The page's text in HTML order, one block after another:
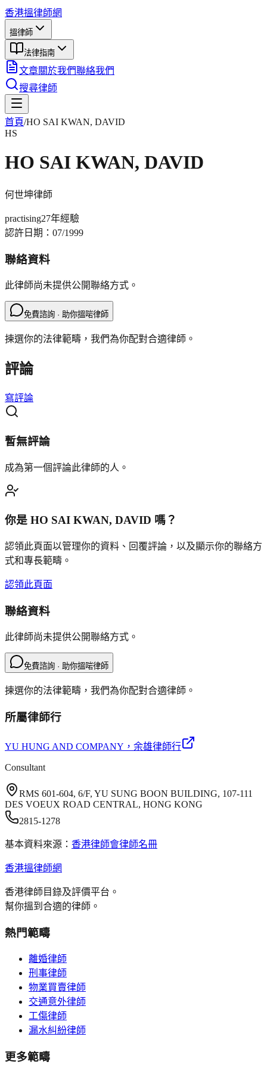
香港搵律師網
搵律師
法律指南
文章關於我們聯絡我們
搜尋律師
首頁/HO SAI KWAN, DAVID
HS
HO SAI KWAN, DAVID
何世坤律師
practising27年經驗
認許日期： 07/1999
聯絡資料
此律師尚未提供公開聯絡方式。
免費諮詢 · 助你搵啱律師
揀選你的法律範疇，我們為你配對合適律師。
評論
寫評論
暫無評論
成為第一個評論此律師的人。
你是 HO SAI KWAN, DAVID 嗎？
認領此頁面以管理你的資料、回覆評論，以及顯示你的聯絡方
式和專長範疇。
認領此頁面
聯絡資料
此律師尚未提供公開聯絡方式。
免費諮詢 · 助你搵啱律師
揀選你的法律範疇，我們為你配對合適律師。
所屬律師行
YU HUNG AND COMPANY ，余雄律師行
Consultant
RMS 601-604, 6/F, YU SUNG BOON BUILDING, 107-111
DES VOEUX ROAD CENTRAL, HONG KONG
2815-1278
基本資料來源： 香港律師會律師名冊
香港搵律師網
香港律師目錄及評價平台。
幫你搵到合適的律師。
熱門範疇
離婚律師
刑事律師
物業買賣律師
交通意外律師
工傷律師
漏水糾紛律師
更多範疇